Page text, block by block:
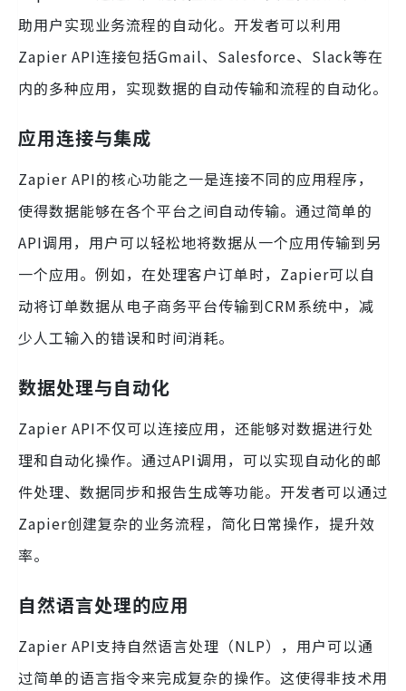
助用户实现业务流程的自动化。开发者可以利用
Zapier API连接包括Gmail、Salesforce、Slack等在
内的多种应用，实现数据的自动传输和流程的自动化。
应用连接与集成
Zapier API的核心功能之一是连接不同的应用程序，
使得数据能够在各个平台之间自动传输。通过简单的
API调用，用户可以轻松地将数据从一个应用传输到另
一个应用。例如，在处理客户订单时，Zapier可以自
动将订单数据从电子商务平台传输到CRM系统中，减
少人工输入的错误和时间消耗。
数据处理与自动化
Zapier API不仅可以连接应用，还能够对数据进行处
理和自动化操作。通过API调用，可以实现自动化的邮
件处理、数据同步和报告生成等功能。开发者可以通过
Zapier创建复杂的业务流程，简化日常操作，提升效
率。
自然语言处理的应用
Zapier API支持自然语言处理（NLP），用户可以通
过简单的语言指令来完成复杂的操作。这使得非技术用